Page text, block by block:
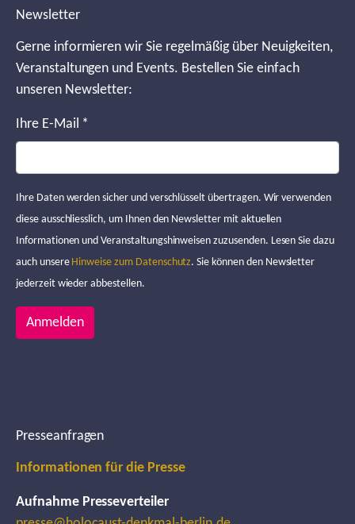
Newsletter
Gerne informieren wir Sie regelmäßig über Neuigkeiten,
Veranstaltungen und Events. Bestellen Sie einfach
unseren Newsletter:
Ihre E-Mail *
Ihre Daten werden sicher und verschlüsselt übertragen. Wir verwenden
diese ausschliesslich, um Ihnen den Newsletter mit aktuellen
Informationen und Veranstaltungshinweisen zuzusenden. Lesen Sie dazu
auch unsere Hinweise zum Datenschutz. Sie können den Newsletter
jederzeit wieder abbestellen.
Anmelden
Presseanfragen
Informationen für die Presse
Aufnahme Presseverteiler